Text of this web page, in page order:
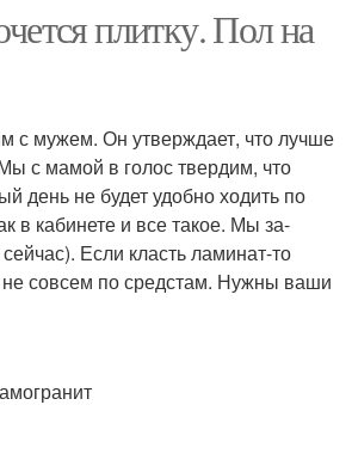
плитку. Пол на
с мужем. Он утверждает, что лучше
с мамой в голос твердим, что
день не будет удобно ходить по
в кабинете и все такое. Мы за-
Если класть ламинат-то
совсем по средстам. Нужны ваши